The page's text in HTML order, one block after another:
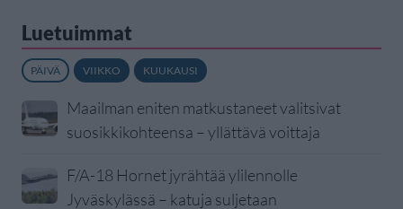
Luetuimmat
PÄIVÄ VIIKKO KUUKAUSI
Maailman eniten matkustaneet valitsivat
suosikkikohteensa – yllättävä voittaja
F/A-18 Hornet jyrähtää ylilennolle
Jyväskylässä – katuja suljetaan